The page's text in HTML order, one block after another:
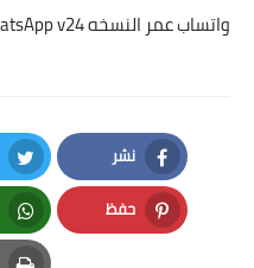
واتساب عمر النسخه OBWhatsApp v24
نشر
Facebook
حفظ
Pinterest